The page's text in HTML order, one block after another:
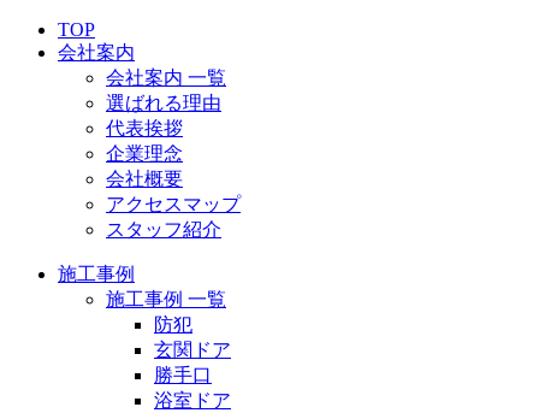
TOP
会社案内
会社案内 一覧
選ばれる理由
代表挨拶
企業理念
会社概要
アクセスマップ
スタッフ紹介
施工事例
施工事例 一覧
防犯
玄関ドア
勝手口
浴室ドア